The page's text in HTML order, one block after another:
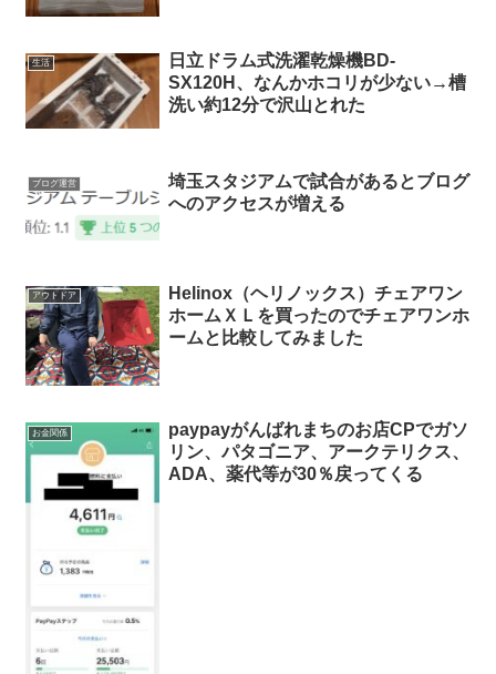
生活
日立ドラム式洗濯乾燥機BD-
SX120H、なんかホコリが少ない→槽
洗い約12分で沢山とれた
ブログ運営
埼玉スタジアムで試合があるとブログ
へのアクセスが増える
アウトドア
Helinox（ヘリノックス）チェアワン
ホームＸＬを買ったのでチェアワンホ
ームと比較してみました
お金関係
paypayがんばれまちのお店CPでガソ
リン、パタゴニア、アークテリクス、
ADA、薬代等が30％戻ってくる